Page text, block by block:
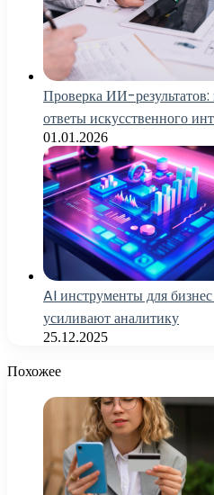
Проверка ИИ-
ответы искусственного
01.01.2026
AI инструменты для
усиливают аналитику
25.12.2025
Похожее